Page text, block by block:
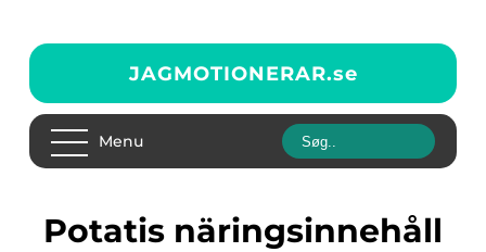
JAGMOTIONERAR.se
Menu
potatis näringsinnehåll